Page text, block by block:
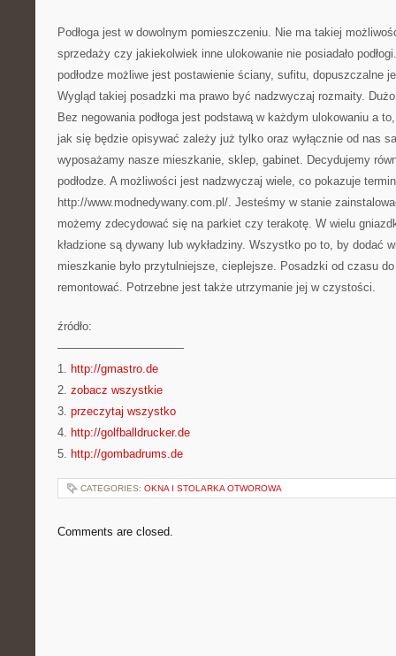
Podłoga jest w dowolnym pomieszczeniu. Nie ma takiej
sprzedaży czy jakiekolwiek inne ulokowanie nie posiadało
podłodze możliwe jest postawienie ściany, sufitu, dopuszczalne
Wygląd takiej posadzki ma prawo być nadzwyczaj rozmaity.
Bez negowania podłoga jest podstawą w każdym ulokowaniu a
jak się będzie opisywać zależy już tylko oraz wyłącznie od nas
wyposażamy nasze mieszkanie, sklep, gabinet. Decydujemy
podłodze. A możliwości jest nadzwyczaj wiele, co pokazuje termin
http://www.modnedywany.com.pl/. Jesteśmy w stanie
możemy zdecydować się na parkiet czy terakotę. W wielu
kładzione są dywany lub wykładziny. Wszystko po to, by dodać
mieszkanie było przytulniejsze, cieplejsze. Posadzki od czasu
remontować. Potrzebne jest także utrzymanie jej w czystości.
źródło:
———————————
1. http://gmastro.de
2. zobacz wszystkie
3. przeczytaj wszystko
4. http://golfballdrucker.de
5. http://gombadrums.de
CATEGORIES: OKNA I STOLARKA OTWOROWA
Comments are closed.